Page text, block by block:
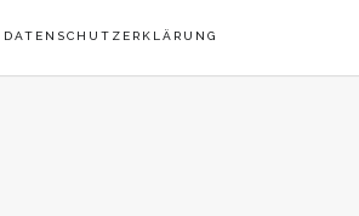
DATENSCHUTZERKLÄRUNG